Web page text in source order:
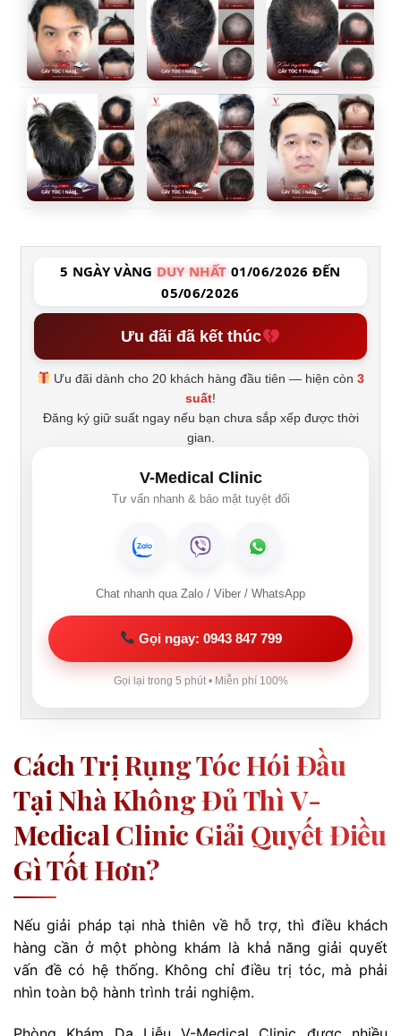
5 NGÀY VÀNG DUY NHẤT 01/06/2026 ĐẾN
05/06/2026
Ưu đãi đã kết thúc
Ưu đãi dành cho 20 khách hàng đầu tiên — hiện còn3
suất!
Đăng ký giữ suất ngay nếu bạn chưa sắp xếp được thời
gian.
V-Medical Clinic
Tư vấn nhanh & bảo mật tuyệt đối
Chat nhanh qua Zalo / Viber / WhatsApp
Gọi ngay: 0943 847 799
Gọi lại trong 5 phút • Miễn phí 100%
Cách Trị Rụng Tóc Hói Đầu
Tại Nhà Không Đủ Thì V-
Medical Clinic Giải Quyết Điều
Gì Tốt Hơn?
Nếu giải pháp tại nhà thiên về hỗ trợ, thì điều khách
hàng cần ở một phòng khám là khả năng giải quyết
vấn đề có hệ thống. Không chỉ điều trị tóc, mà phải
nhìn toàn bộ hành trình trải nghiệm.